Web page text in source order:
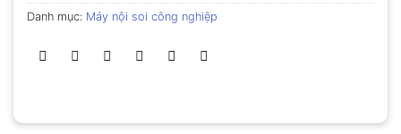
Danh mục: Máy nội soi công nghiệp